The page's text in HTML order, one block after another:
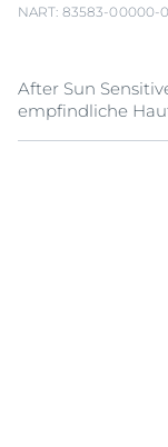
NART: 83583-00000-
After Sun
empfindliche
beruhigt und
Haut lässt nach
sonnenbedingte
brennendes
Die Eucerin After
sich angenehm
intensiv und
Cellular Repair